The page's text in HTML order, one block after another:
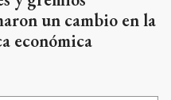
un cambio en la
económica